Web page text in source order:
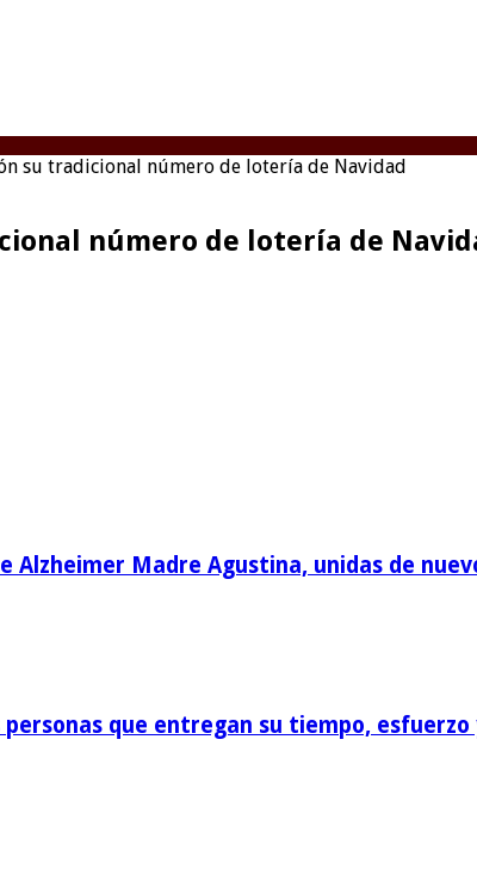
su tradicional número de lotería de Navidad
número de lotería de
Madre Agustina, unidas de
que entregan su tiempo, esfuerzo